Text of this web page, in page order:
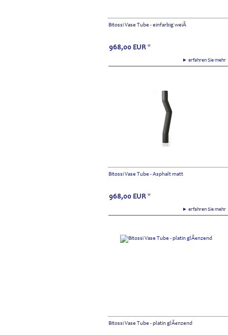
Bitossi Vase Tube - einfarbig weiÃ
► erfahren Sie
968,00 EUR *
Bitossi Vase Tube - Asphalt matt
► erfahren Sie
968,00 EUR *
Bitossi Vase Tube - platin glÃ€nzend